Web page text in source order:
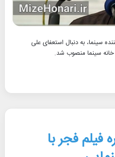
سینما، به دنبال استعفای علی
سینما منصوب شد.
فیلم فجر با